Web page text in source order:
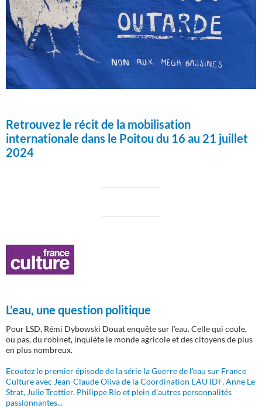
Retrouvez le récit de la mobilisation
internationale dans le Poitou du 16 au 21 juillet
2024
L’eau, une question politique
Pour LSD, Rémi Dybowski Douat enquête sur l’eau. Celle qui coule,
ou pas, du robinet, inquiète le monde agricole et des citoyens de plus
en plus nombreux.
Ecoutez le premier épisode de la série la Guerre de l'eau sur France
Culture avec Jean-Claude Oliva de la Coordination EAU IDF, Anne Le
Strat, Julie Trottier, Philippe Rio et plein d'autres personnalités
passionnantes...